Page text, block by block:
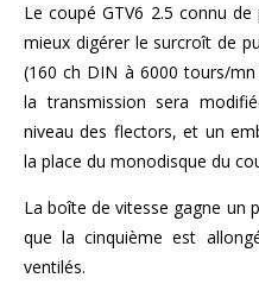
Le coupé GTV6 2.5 connu
mieux digérer le surcroît de
(160 ch DIN à 6000 tours/
la transmission sera
niveau des flectors, et un
la place du monodisque du
La boîte de vitesse gagne un
que la cinquième est
ventilés.